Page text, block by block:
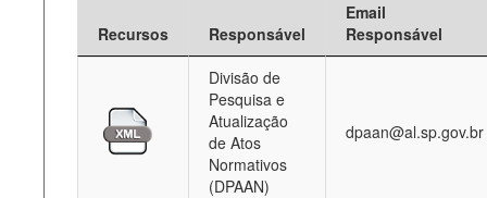
Recursos Responsável
Email
Responsável
Divisão de
Pesquisa e
Atualização
de Atos
Normativos
(DPAAN)
dpaan@al.sp.gov.br